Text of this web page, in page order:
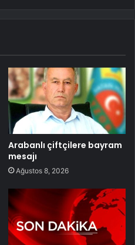
Arabanlı çiftçilere bayram
mesajı
Ağustos 8, 2026